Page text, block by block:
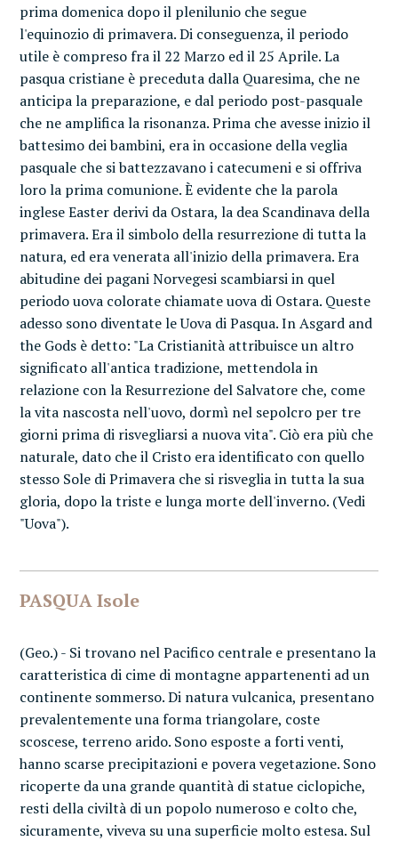
prima domenica dopo il plenilunio che segue
l'equinozio di primavera. Di conseguenza, il periodo
utile è compreso fra il 22 Marzo ed il 25 Aprile. La
pasqua cristiane è preceduta dalla Quaresima, che ne
anticipa la preparazione, e dal periodo post-pasquale
che ne amplifica la risonanza. Prima che avesse inizio il
battesimo dei bambini, era in occasione della veglia
pasquale che si battezzavano i catecumeni e si offriva
loro la prima comunione. È evidente che la parola
inglese Easter derivi da Ostara, la dea Scandinava della
primavera. Era il simbolo della resurrezione di tutta la
natura, ed era venerata all'inizio della primavera. Era
abitudine dei pagani Norvegesi scambiarsi in quel
periodo uova colorate chiamate uova di Ostara. Queste
adesso sono diventate le Uova di Pasqua. In Asgard and
the Gods è detto: "La Cristianità attribuisce un altro
significato all'antica tradizione, mettendola in
relazione con la Resurrezione del Salvatore che, come
la vita nascosta nell'uovo, dormì nel sepolcro per tre
giorni prima di risvegliarsi a nuova vita". Ciò era più che
naturale, dato che il Cristo era identificato con quello
stesso Sole di Primavera che si risveglia in tutta la sua
gloria, dopo la triste e lunga morte dell'inverno. (Vedi
"Uova").
PASQUA Isole
(Geo.) - Si trovano nel Pacifico centrale e presentano la
caratteristica di cime di montagne appartenenti ad un
continente sommerso. Di natura vulcanica, presentano
prevalentemente una forma triangolare, coste
scoscese, terreno arido. Sono esposte a forti venti,
hanno scarse precipitazioni e povera vegetazione. Sono
ricoperte da una grande quantità di statue ciclopiche,
resti della civiltà di un popolo numeroso e colto che,
sicuramente, viveva su una superficie molto estesa. Sul